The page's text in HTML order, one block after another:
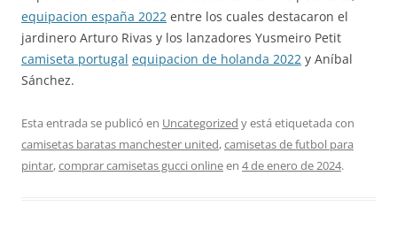
equipacion españa 2022 entre los cuales destacaron el
jardinero Arturo Rivas y los lanzadores Yusmeiro Petit
camiseta portugal equipacion de holanda 2022 y Aníbal
Sánchez.
Esta entrada se publicó en Uncategorized y está etiquetada con
camisetas baratas manchester united,camisetas de futbol para
pintar,comprar camisetas gucci onlineen 4 de enero de 2024.